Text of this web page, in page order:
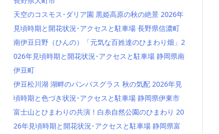
天空のコスモス･ダリア園 黒姫高原の秋の絶景 2026年
見頃時期と開花状況･アクセスと駐車場 長野県信濃町
南伊豆日野（ひんの）「元気な百姓達のひまわり畑」2
026年見頃時期と開花状況･アクセスと駐車場 静岡県南
伊豆町
伊豆松川湖 湖畔のパンパスグラス 秋の気配 2026年見
頃時期と色づき状況･アクセスと駐車場 静岡県伊東市
富士山とひまわりの共演！白糸自然公園のひまわり 20
26年見頃時期と開花状況･アクセスと駐車場 静岡県富